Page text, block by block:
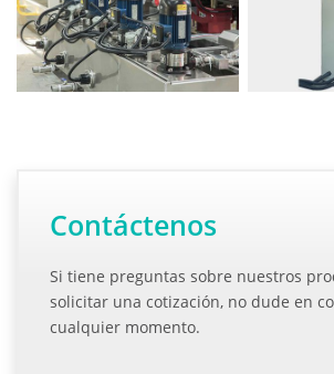
Contáctenos
Si tiene preguntas sobre nuestros
solicitar una cotización, no dude en
cualquier momento.